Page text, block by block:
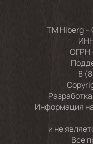
TM Hiberg
ОГРН
8
Информация
и не
Все